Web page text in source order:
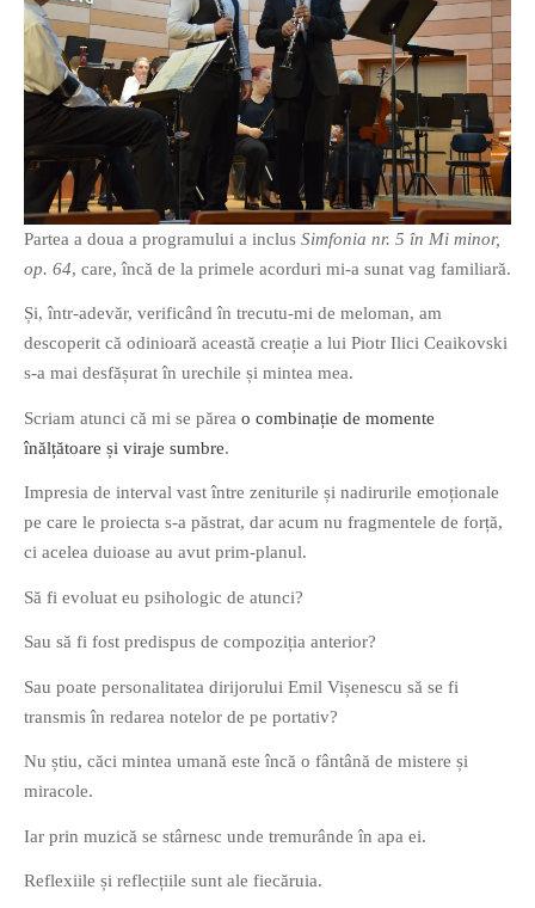
Descarca povestirea Floare
Albastra!
Download 101 Movie
Acrostics!
PRIETENI APROPIATI
Victor Sosea – Designer
PRIETENI DIN AFARA BRESLEI
Filme-Carti.ro
Partea a doua a programului a inclus Simfonia nr. 5 în Mi minor,
op. 64, care, încă de la primele acorduri mi-a sunat vag familiară.
Și, într-adevăr, verificând în trecutu-mi de meloman, am
descoperit că odinioară această creație a lui Piotr Ilici Ceaikovski
s-a mai desfășurat în urechile și mintea mea.
Scriam atunci că mi se părea o combinație de momente
înălțătoare și viraje sumbre.
Impresia de interval vast între zeniturile și nadirurile emoționale
pe care le proiecta s-a păstrat, dar acum nu fragmentele de forță,
ci acelea duioase au avut prim-planul.
Să fi evoluat eu psihologic de atunci?
Sau să fi fost predispus de compoziția anterior?
Sau poate personalitatea dirijorului Emil Vișenescu să se fi
transmis în redarea notelor de pe portativ?
Nu știu, căci mintea umană este încă o fântână de mistere și
miracole.
Iar prin muzică se stârnesc unde tremurânde în apa ei.
Reflexiile și reflecțiile sunt ale fiecăruia.